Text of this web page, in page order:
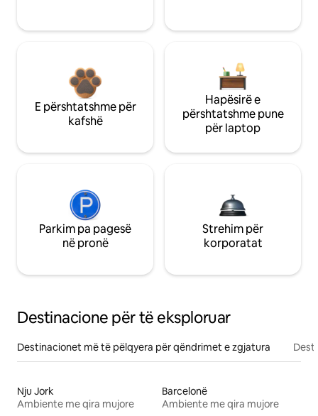
E përshtatshme për
kafshë
Hapësirë e
përshtatshme pune
për laptop
Parkim pa pagesë
në pronë
Strehim për
korporatat
Destinacione për të eksploruar
Destinacionet më të pëlqyera për qëndrimet e zgjatura
Nju Jork
Ambiente me qira mujore
Barcelonë
Ambiente me qira mujore